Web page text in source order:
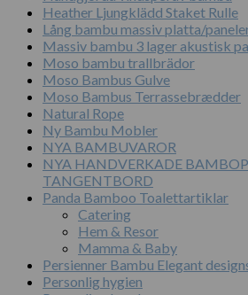
Heather Ljungklädd Staket Rulle
Lång bambu massiv platta/
Massiv bambu 3 lager akustisk
Moso bambu trallbrädor
Moso Bambus Gulve
Moso Bambus Terrassebrædder
Natural Rope
Ny Bambu Mobler
NYA BAMBUVAROR
NYA HANDVERKADE
TANGENTBORD
Panda Bamboo Toalettartiklar
Catering
Hem & Resor
Mamma & Baby
Persienner Bambu Elegant
Personlig hygien